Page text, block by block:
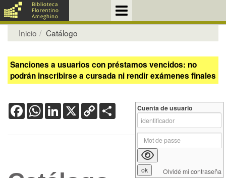
Inicio Catálogo
Sanciones a usuarios con préstamos vencidos: no
podrán inscribirse a cursada ni rendir exámenes finales
FacebookWhatsApp
LinkedIn
X Copy
Link
Cuenta de usuario
Olvidé mi contraseña